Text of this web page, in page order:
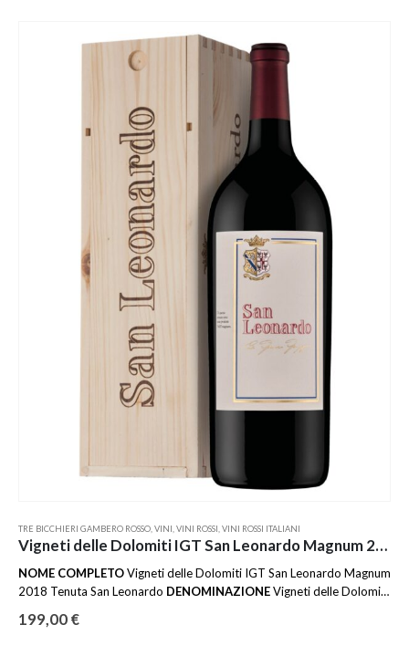
TRE BICCHIERI GAMBERO ROSSO VINI VINI ROSSI VINI ROSSI ITALIANI
Vigneti delle Dolomiti IGT San Leonardo Magnum 2018 Tenuta San Leonardo
NOME COMPLETOVigneti delle Dolomiti IGT San Leonardo Magnum
2018 Tenuta San Leonardo DENOMINAZIONEVigneti delle Dolomiti
PAESEItalia
199,00 €